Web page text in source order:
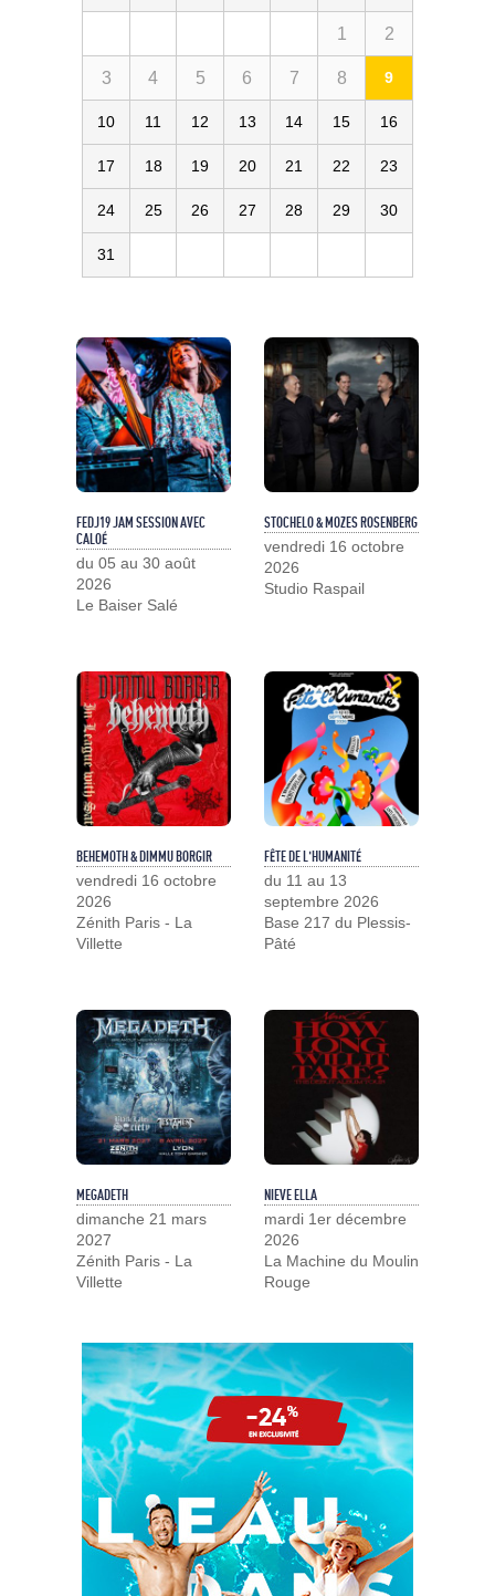
1 2
3 4 5 6 7 8 9
10 11 12 13 14 15 16
17 18 19 20 21 22 23
24 25 26 27 28 29 30
31
FEDJ19 JAM SESSION AVEC
CALOÉ
du 05 au 30 août
2026
Le Baiser Salé
STOCHELO & MOZES ROSENBERG
vendredi 16 octobre
2026
Studio Raspail
BEHEMOTH & DIMMU BORGIR
vendredi 16 octobre
2026
Zénith Paris - La
Villette
FÊTE DE L'HUMANITÉ
du 11 au 13
septembre 2026
Base 217 du Plessis-
Pâté
MEGADETH
dimanche 21 mars
2027
Zénith Paris - La
Villette
NIEVE ELLA
mardi 1er décembre
2026
La Machine du Moulin
Rouge